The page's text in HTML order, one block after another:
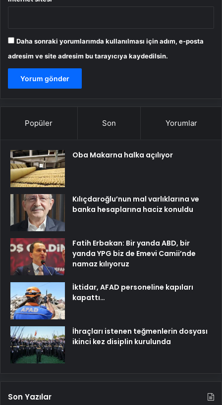
Daha sonraki yorumlarımda kullanılması için adım, e-posta
adresim ve site adresim bu tarayıcıya kaydedilsin.
Popüler Son Yorumlar
Oba Makarna halka açılıyor
Kılıçdaroğlu’nun mal varlıklarına ve
banka hesaplarına haciz konuldu
Fatih Erbakan: Bir yanda ABD, bir
yanda YPG biz de Emevi Camii’nde
namaz kılıyoruz
İktidar, AFAD personeline kapıları
kapattı…
İhraçları istenen teğmenlerin dosyası
ikinci kez disiplin kurulunda
Son Yazılar